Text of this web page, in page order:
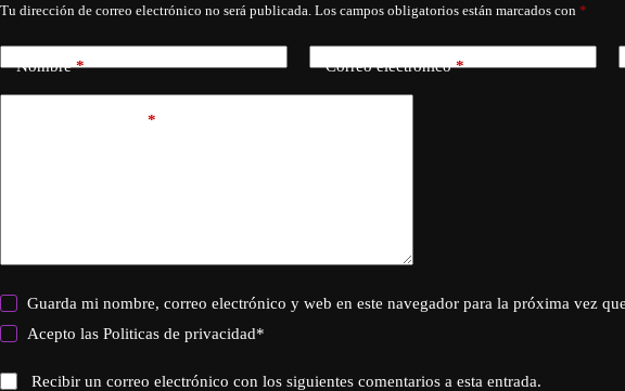
Tu dirección de correo electrónico no será publicada. Los campos obligatorios están marcados con *
Nombre* Correo electrónico*
*
Guarda mi nombre, correo electrónico y web en este navegador para la próxima vez
Acepto lasPoliticas de privacidad*
Recibir un correo electrónico con los siguientes comentarios a esta entrada.